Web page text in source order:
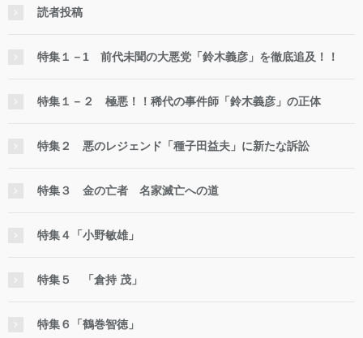
読者投稿
特集１－1 前代未聞の大悪党「鈴木義彦」を徹底追及！！
特集１－２ 極悪！！稀代の事件師「鈴木義彦」の正体
特集２ 悪のレジェンド「種子田益夫」に新たな訴訟
特集３ 金の亡者 名家滅亡への道
特集４「小野敏雄」
特集５ 「倉持 茂」
特集６「鶴巻智徳」